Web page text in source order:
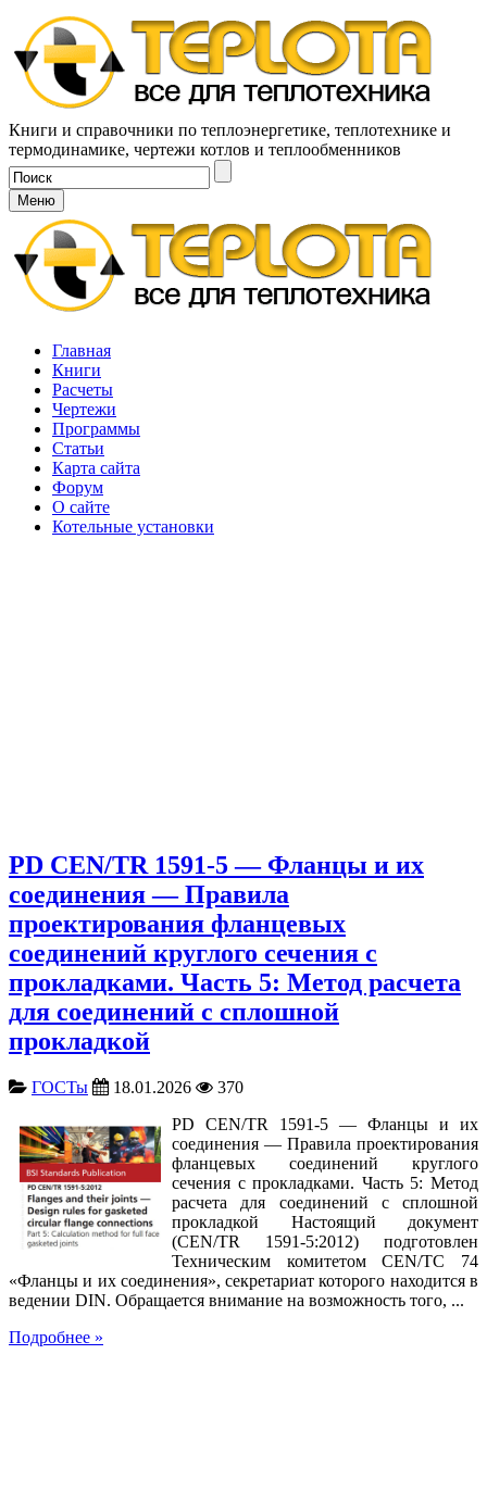
Книги и справочники по теплоэнергетике, теплотехнике и
термодинамике, чертежи котлов и теплообменников
Меню
Главная
Книги
Расчеты
Чертежи
Программы
Статьи
Карта сайта
Форум
О сайте
Котельные установки
PD CEN/TR 1591-5 — Фланцы и их
соединения — Правила
проектирования фланцевых
соединений круглого сечения с
прокладками. Часть 5: Метод расчета
для соединений с сплошной
прокладкой
ГОСТы 18.01.2026
370
PD CEN/TR 1591-5 — Фланцы и их
соединения — Правила проектирования
фланцевых соединений круглого
сечения с прокладками. Часть 5: Метод
расчета для соединений с сплошной
прокладкой Настоящий документ
(CEN/TR 1591-5:2012) подготовлен
Техническим комитетом CEN/TC 74
«Фланцы и их соединения», секретариат которого находится в
ведении DIN. Обращается внимание на возможность того, ...
Подробнее »